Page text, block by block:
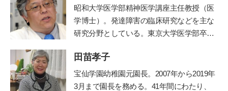
である「陰山メソッド」は、教育者、保護
者から注目を集め、「陰山メソッド」を教
材かした『徹底反復シリーズ』は、総計77
在、YouTube『陰山英男公式チャンネル』
で授業や講演を公開して注目を集めてい
る。
http://kageyamahideo.com/
昭和大学医学部精神医学講座主任教授（医
学博士）。発達障害の臨床研究などを主な
研究分野としている。東京大学医学部卒業
東京大学医学部精神医学教室助教授、埼玉
医科大学准教授などを経て、2012年より現
職。2015年より昭和大学附属烏山病院長
田苗孝子
宝仙学園幼稚園元園長。2007年から2019年
3月まで園長を務める。41年間にわたり、